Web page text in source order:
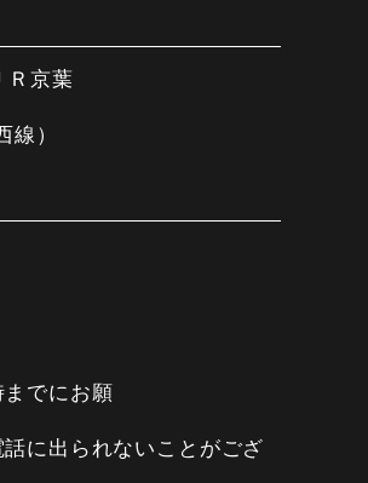
Ｒ京葉
）
でにお願
に出られないことがござ